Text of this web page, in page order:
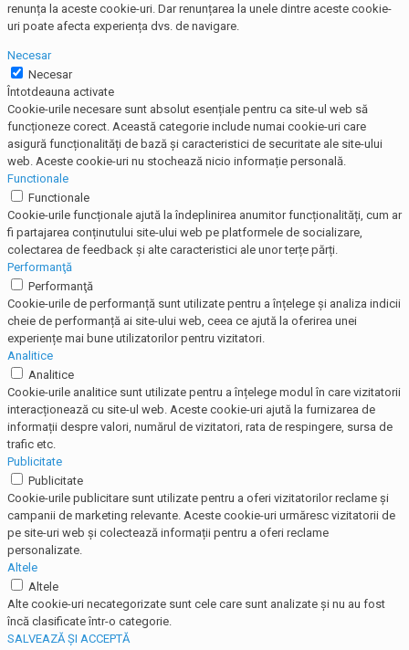
renunța la aceste cookie-uri. Dar renunțarea la unele dintre aceste cookie-
uri poate afecta experiența dvs. de navigare.
Necesar
Necesar
Întotdeauna activate
Cookie-urile necesare sunt absolut esențiale pentru ca site-ul web să
funcționeze corect. Această categorie include numai cookie-uri care
asigură funcționalități de bază și caracteristici de securitate ale site-ului
web. Aceste cookie-uri nu stochează nicio informație personală.
Functionale
Functionale
Cookie-urile funcționale ajută la îndeplinirea anumitor funcționalități, cum ar
fi partajarea conținutului site-ului web pe platformele de socializare,
colectarea de feedback și alte caracteristici ale unor terțe părți.
Performanţă
Performanţă
Cookie-urile de performanță sunt utilizate pentru a înțelege și analiza indicii
cheie de performanță ai site-ului web, ceea ce ajută la oferirea unei
experiențe mai bune utilizatorilor pentru vizitatori.
Analitice
Analitice
Cookie-urile analitice sunt utilizate pentru a înțelege modul în care vizitatorii
interacționează cu site-ul web. Aceste cookie-uri ajută la furnizarea de
informații despre valori, numărul de vizitatori, rata de respingere, sursa de
trafic etc.
Publicitate
Publicitate
Cookie-urile publicitare sunt utilizate pentru a oferi vizitatorilor reclame și
campanii de marketing relevante. Aceste cookie-uri urmăresc vizitatorii de
pe site-uri web și colectează informații pentru a oferi reclame
personalizate.
Altele
Altele
Alte cookie-uri necategorizate sunt cele care sunt analizate și nu au fost
încă clasificate într-o categorie.
SALVEAZĂ ȘI ACCEPTĂ